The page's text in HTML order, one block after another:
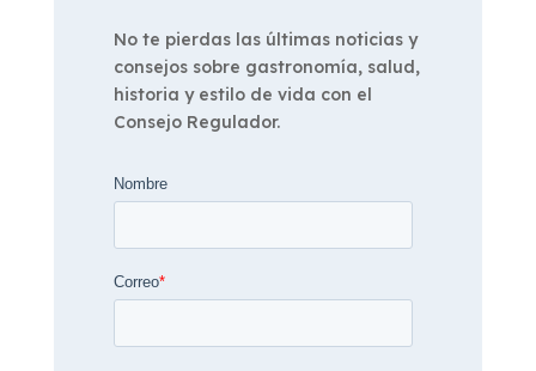
No te pierdas las últimas noticias y
consejos sobre gastronomía, salud,
historia y estilo de vida con el
Consejo Regulador.